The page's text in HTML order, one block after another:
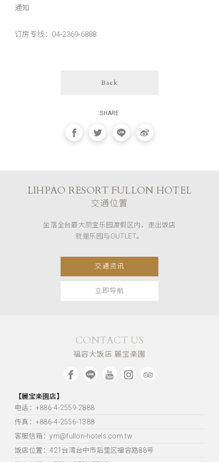
通知
订房专线：04-2369-6888
Back
SHARE
LIHPAO RESORT FULLON HOTEL
交通位置
坐落全台最大丽宝乐园渡假区内，走出饭店
就是乐园与OUTLET。
交通资讯
立即导航
CONTACT US
福容大饭店 麗宝楽園
【麗宝楽園店】
电话：+886-4-2559-2888
传真：+886-4-2556-1388
客服信箱：ym@fullon-hotels.com.tw
饭店位置：421台湾台中市后里区福容路88号